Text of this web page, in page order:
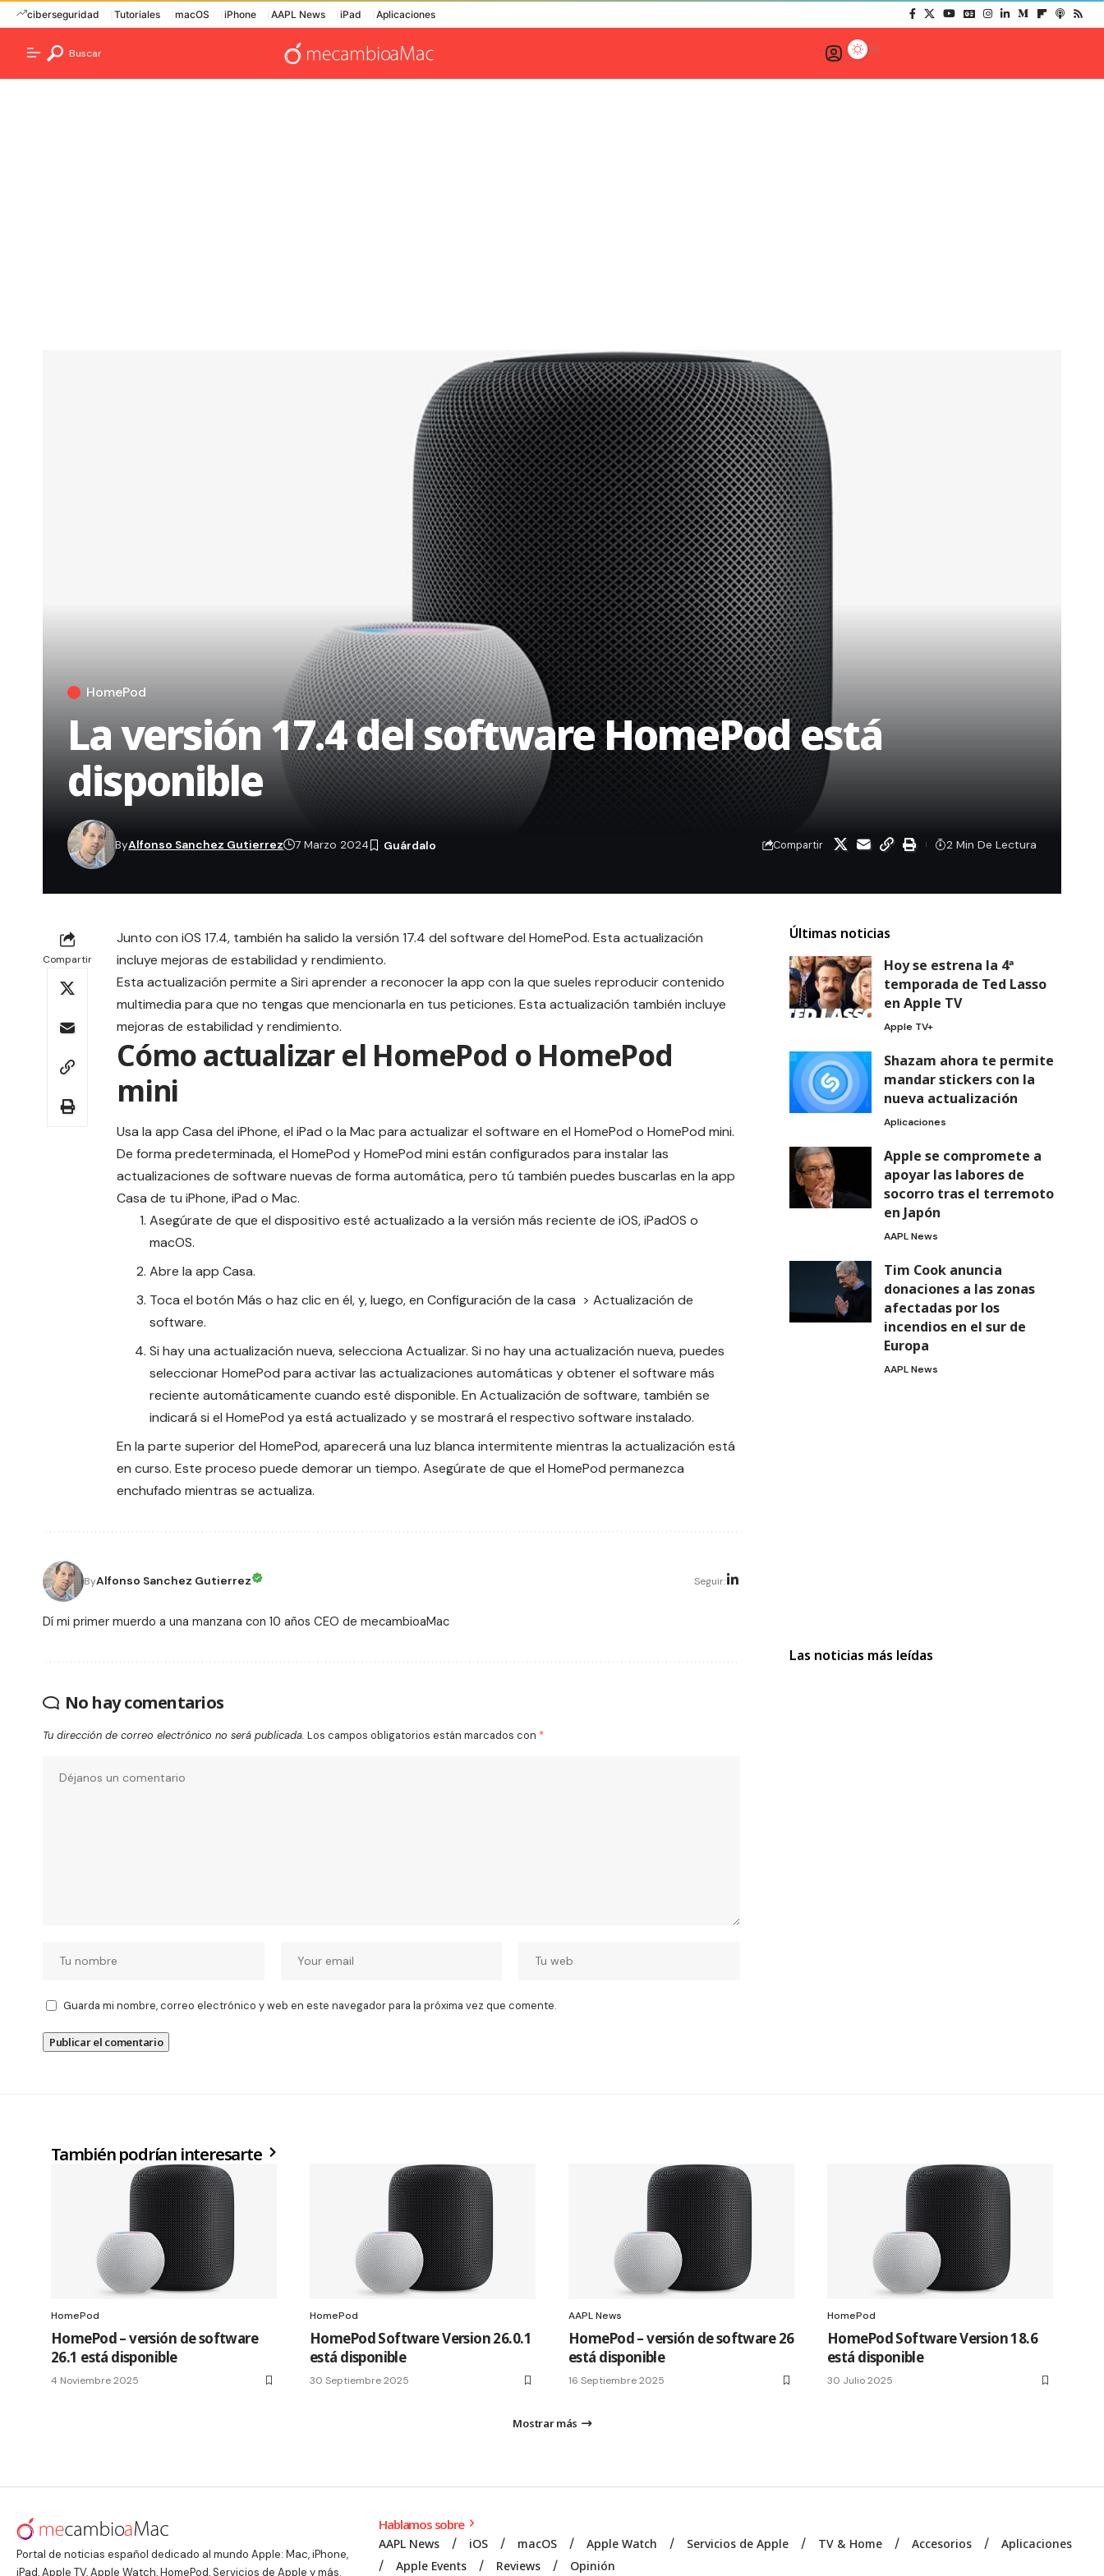
ciberseguridad Tutoriales macOS iPhone AAPL News iPad Aplicaciones
Buscar
HomePod
La versión 17.4 del software HomePod está
disponible
ByAlfonso Sanchez Gutierrez 7 Marzo 2024 Compartir 2 Min De Lectura
Compartir
Junto con iOS 17.4, también ha salido la versión 17.4 del software del HomePod. Esta actualización
incluye mejoras de estabilidad y rendimiento.
Esta actualización permite a Siri aprender a reconocer la app con la que sueles reproducir contenido
multimedia para que no tengas que mencionarla en tus peticiones. Esta actualización también incluye
mejoras de estabilidad y rendimiento.
Cómo actualizar el HomePod o HomePod
mini
Usa la app Casa del iPhone, el iPad o la Mac para actualizar el software en el HomePod o HomePod mini.
De forma predeterminada, el HomePod y HomePod mini están configurados para instalar las
actualizaciones de software nuevas de forma automática, pero tú también puedes buscarlas en la app
Casa de tu iPhone, iPad o Mac.
Asegúrate de que el dispositivo esté actualizado a la versión más reciente de iOS, iPadOS o
macOS.
Abre la app Casa.
Toca el botón Más o haz clic en él, y, luego, en Configuración de la casa > Actualización de
software.
Si hay una actualización nueva, selecciona Actualizar. Si no hay una actualización nueva, puedes
seleccionar HomePod para activar las actualizaciones automáticas y obtener el software más
reciente automáticamente cuando esté disponible. En Actualización de software, también se
indicará si el HomePod ya está actualizado y se mostrará el respectivo software instalado.
En la parte superior del HomePod, aparecerá una luz blanca intermitente mientras la actualización está
en curso. Este proceso puede demorar un tiempo. Asegúrate de que el HomePod permanezca
enchufado mientras se actualiza.
ByAlfonso Sanchez Gutierrez Seguir:
Dí mi primer muerdo a una manzana con 10 años CEO de mecambioaMac
No hay comentarios
Tu dirección de correo electrónico no será publicada. Los campos obligatorios están marcados con *
Guarda mi nombre, correo electrónico y web en este navegador para la próxima vez que comente.
Últimas noticias
Hoy se estrena la 4ª
temporada de Ted Lasso
en Apple TV
Apple TV+
Shazam ahora te permite
mandar stickers con la
nueva actualización
Aplicaciones
Apple se compromete a
apoyar las labores de
socorro tras el terremoto
en Japón
AAPL News
Tim Cook anuncia
donaciones a las zonas
afectadas por los
incendios en el sur de
Europa
AAPL News
Las noticias más leídas
También podrían interesarte
HomePod
HomePod – versión de software
26.1 está disponible
4 Noviembre 2025
HomePod
HomePod Software Version 26.0.1
está disponible
30 Septiembre 2025
AAPL News
HomePod – versión de software 26
está disponible
16 Septiembre 2025
HomePod
HomePod Software Version 18.6
está disponible
30 Julio 2025
Mostrar más
Portal de noticias español dedicado al mundo Apple: Mac, iPhone,
iPad, Apple TV, Apple Watch, HomePod, Servicios de Apple y más.
Hablamos sobre
AAPL News iOS macOS Apple Watch Servicios de Apple TV & Home Accesorios
Aplicaciones
Apple Events
Reviews Opinión